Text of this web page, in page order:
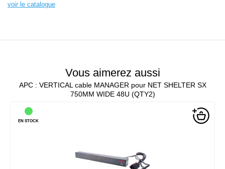
voir le catalogue
Vous aimerez aussi
APC : VERTICAL cable MANAGER pour NET SHELTER SX
750MM WIDE 48U (QTY2)
EN STOCK